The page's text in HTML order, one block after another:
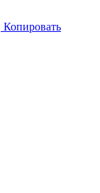
Копировать